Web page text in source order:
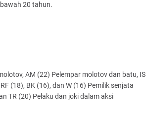
20 tahun.
AM (22) Pelempar molotov dan batu, IS
(18), BK (16), dan W (16) Pemilik senjata
TR (20) Pelaku dan joki dalam aksi